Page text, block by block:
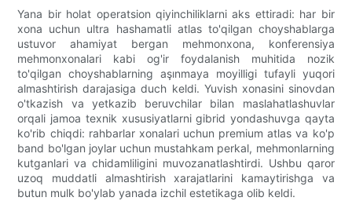
Yana bir holat operatsion qiyinchiliklarni aks ettiradi: har bir
xona uchun ultra hashamatli atlas to'qilgan choyshablarga
ustuvor ahamiyat bergan mehmonxona, konferensiya
mehmonxonalari kabi og'ir foydalanish muhitida nozik
to'qilgan choyshablarning aşınmaya moyilligi tufayli yuqori
almashtirish darajasiga duch keldi. Yuvish xonasini sinovdan
o'tkazish va yetkazib beruvchilar bilan maslahatlashuvlar
orqali jamoa texnik xususiyatlarni gibrid yondashuvga qayta
ko'rib chiqdi: rahbarlar xonalari uchun premium atlas va ko'p
band bo'lgan joylar uchun mustahkam perkal, mehmonlarning
kutganlari va chidamliligini muvozanatlashtirdi. Ushbu qaror
uzoq muddatli almashtirish xarajatlarini kamaytirishga va
butun mulk bo'ylab yanada izchil estetikaga olib keldi.